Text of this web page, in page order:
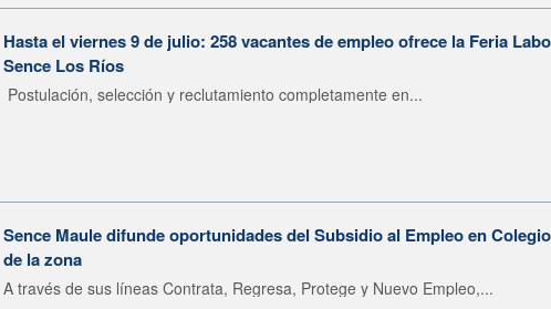
Hasta el viernes 9 de julio: 258 vacantes de empleo ofrece la Feria
Sence Los Ríos
Postulación, selección y reclutamiento completamente en...
Sence Maule difunde oportunidades del Subsidio al Empleo en
de la zona
A través de sus líneas Contrata, Regresa, Protege y Nuevo Empleo,...